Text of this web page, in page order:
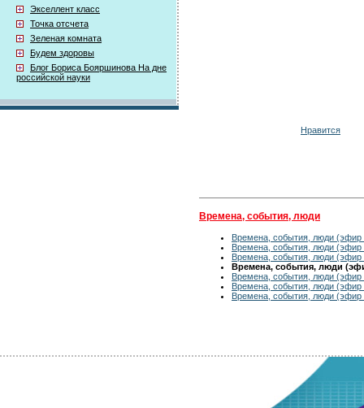
Экселлент класс
Точка отсчета
Зеленая комната
Будем здоровы
Блог Бориса Бояршинова На дне
российской науки
Нравится
Времена, события, люди
Времена, события, люди (эфир
Времена, события, люди (эфир
Времена, события, люди (эфир
Времена, события, люди
Времена, события, люди (эфир
Времена, события, люди (эфир
Времена, события, люди (эфир